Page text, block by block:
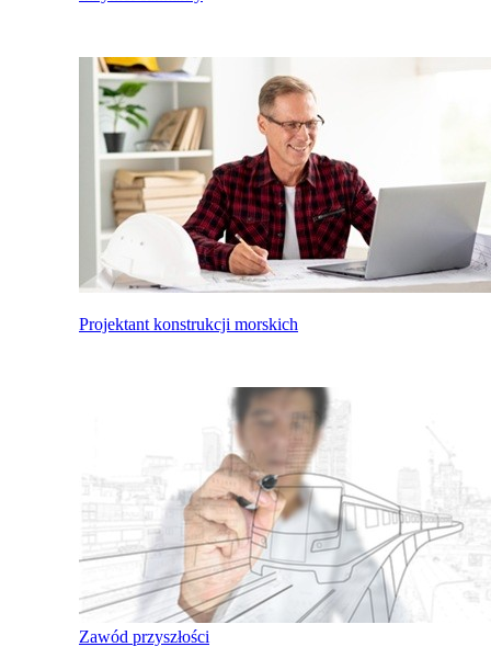
Projektant konstrukcji morskich
Zawód przyszłości